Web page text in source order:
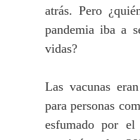
atrás. Pero
pandemia iba a
vidas?
Las vacunas
para personas
esfumado por